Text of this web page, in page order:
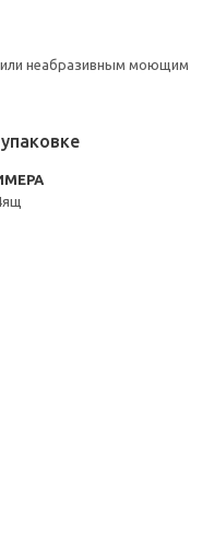
неабразивным моющим